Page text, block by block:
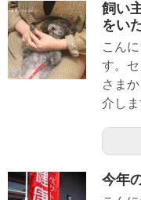
飼い
をい
こん
す。
さま
介し
今年